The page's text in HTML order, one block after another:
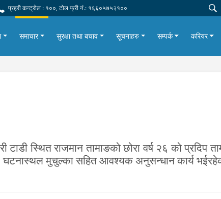
प्रहरी कन्ट्रोल : १००, टोल फ्री नं.: १६६०५७५२१००
समाचार सुरक्षा तथा बचाव सूचनाहरु सम्पर्क करियर
टाडी स्थित राजमान तामाङको छोरा वर्ष २६ को
घटनास्थल मुचुल्का सहित आवश्यक अनुसन्धान कार्य